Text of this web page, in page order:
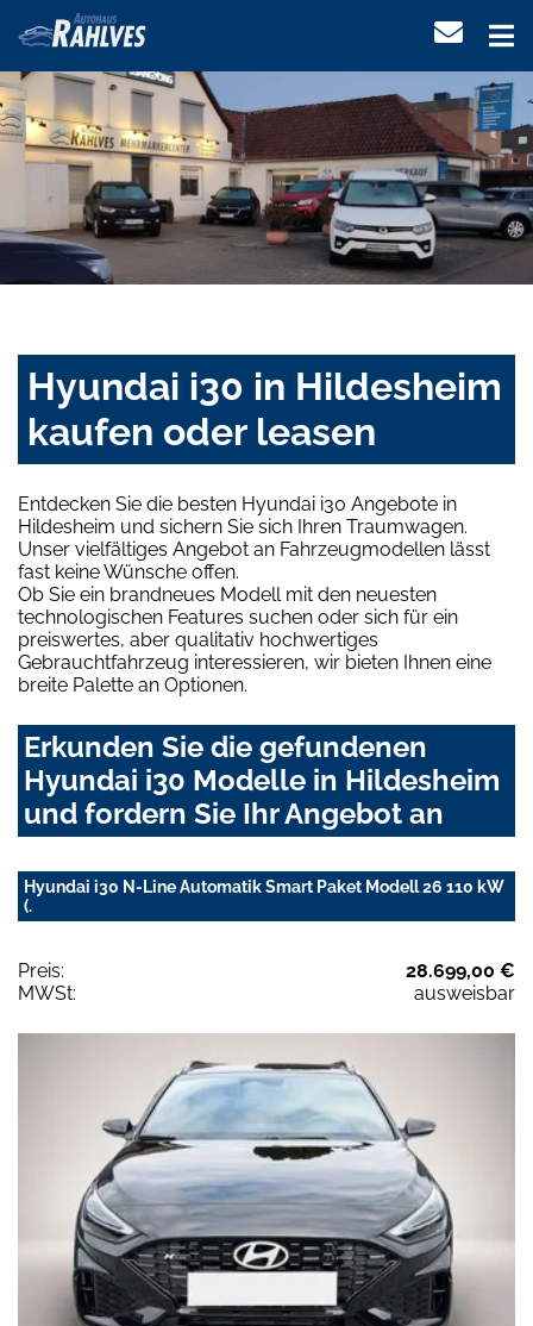
Hyundai i30 in Hildesheim
kaufen oder leasen
Entdecken Sie die besten Hyundai i30 Angebote in
Hildesheim und sichern Sie sich Ihren Traumwagen.
Unser vielfältiges Angebot an Fahrzeugmodellen lässt
fast keine Wünsche offen.
Ob Sie ein brandneues Modell mit den neuesten
technologischen Features suchen oder sich für ein
preiswertes, aber qualitativ hochwertiges
Gebrauchtfahrzeug interessieren, wir bieten Ihnen eine
breite Palette an Optionen.
Erkunden Sie die gefundenen
Hyundai i30 Modelle in Hildesheim
und fordern Sie Ihr Angebot an
Hyundai i30 N-Line Automatik Smart Paket Modell 26 110 kW
(.
Preis:
28.699,00 €
MWSt:
ausweisbar